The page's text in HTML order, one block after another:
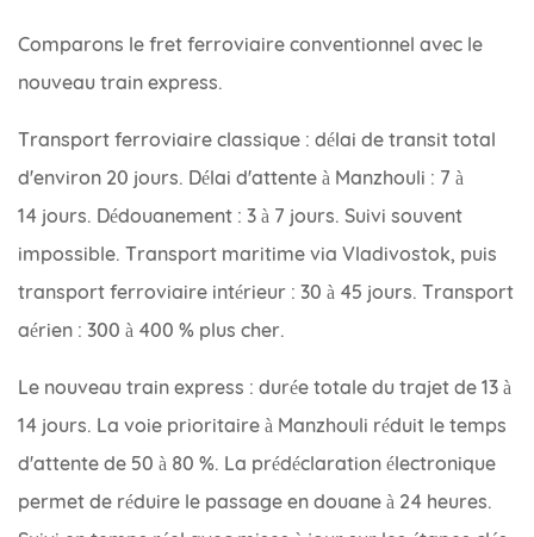
Comparons le fret ferroviaire conventionnel avec le
nouveau train express.
Transport ferroviaire classique : délai de transit total
d'environ 20 jours. Délai d'attente à Manzhouli : 7 à
14 jours. Dédouanement : 3 à 7 jours. Suivi souvent
impossible. Transport maritime via Vladivostok, puis
transport ferroviaire intérieur : 30 à 45 jours. Transport
aérien : 300 à 400 % plus cher.
Le nouveau train express : durée totale du trajet de 13 à
14 jours. La voie prioritaire à Manzhouli réduit le temps
d'attente de 50 à 80 %. La prédéclaration électronique
permet de réduire le passage en douane à 24 heures.